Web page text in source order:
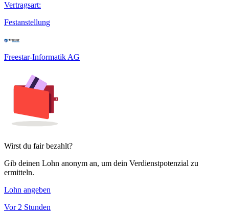
Vertragsart:
Festanstellung
Freestar-Informatik AG
Wirst du fair bezahlt?
Gib deinen Lohn anonym an, um dein Verdienstpotenzial zu
ermitteln.
Lohn angeben
Vor 2 Stunden